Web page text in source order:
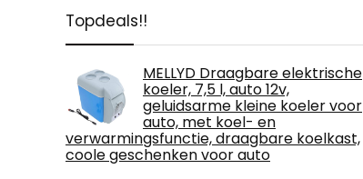
Topdeals!!
MELLYD Draagbare elektrische
koeler, 7,5 l, auto 12v,
geluidsarme kleine koeler voor
auto, met koel- en
verwarmingsfunctie, draagbare koelkast,
coole geschenken voor auto